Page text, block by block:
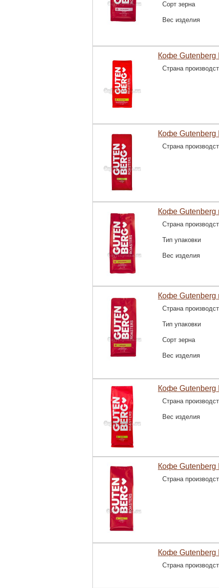
Сорт зерна
Вес изделия
Кофе Gutenberg
Страна
Кофе Gutenberg
Страна
Кофе Gutenberg
Страна
Тип упаковки
Вес изделия
Кофе Gutenberg
Страна
Тип упаковки
Сорт зерна
Вес изделия
Кофе Gutenberg
Страна
Вес изделия
Кофе Gutenberg
Страна
Кофе Gutenberg
Страна